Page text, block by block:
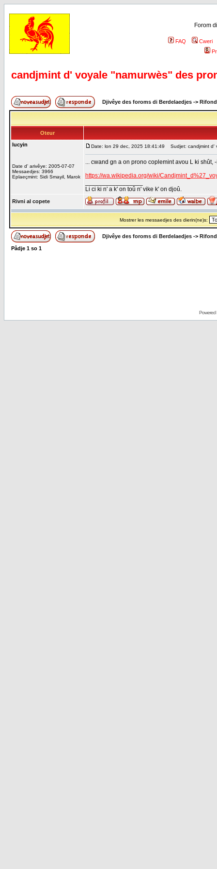
Forom
FAQ
Cweri
candjmint d' voyale "namurwès" des
Djivêye des foroms di Berdelaedjes ->
Oteur
lucyin
Date d' arivêye: 2005-07-07
Messaedjes: 3966
Eplaeçmint: Sidi Smayil, Marok
Date: lon 29 dec, 2025 18:41:49 Sudjet: candjmint d'
... cwand gn a on prono coplemint avou L ki shût,
https://wa.wikipedia.org/wiki/
Li ci ki n' a k' on toû n' vike k' on djoû.
Rivni al copete
Mostrer les messaedjes des dierin(ne)s:
Djivêye des foroms di Berdelaedjes ->
Pådje 1 so 1
Powered